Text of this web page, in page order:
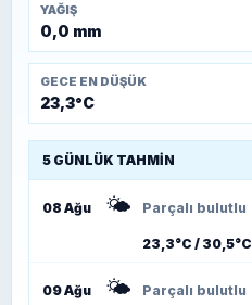
YAĞIŞ
0,0 mm
GECE EN DÜŞÜK
23,3°C
5 GÜNLÜK TAHMIN
08 Ağu 🌤️ Parçalı bulutlu
23,3°C / 30,5°C
09 Ağu 🌤️ Parçalı bulutlu